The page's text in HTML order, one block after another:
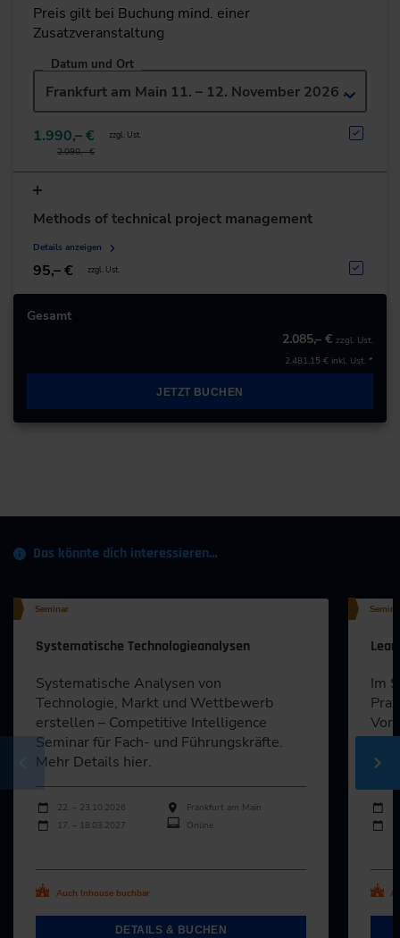
Preis gilt bei Buchung mind. einer
Zusatzveranstaltung
Frankfurt am Main 11. – 12. November 2026 Deutsch
Datum und Ort
1.990,– €
2.090,– €
zzgl. Ust.
Methods of technical project management
Details anzeigen
95,– € zzgl. Ust.
Gesamt
2.085,– € zzgl. Ust.
2.481,15 € inkl. Ust. *
JETZT BUCHEN
Das könnte dich interessieren…
Seminar
Systematische Technologieanalysen
Systematische Analysen von
Technologie, Markt und Wettbewerb
erstellen – Competitive Intelligence
Seminar für Fach- und Führungskräfte.
Mehr Details hier.
Durchführungen
Veranstaltungsdatum Veranstaltungsort
22. – 23.10.2026
Frankfurt am Main
17. – 18.03.2027
Online
Auch Inhouse buchbar
DETAILS & BUCHEN
Im
Ihre